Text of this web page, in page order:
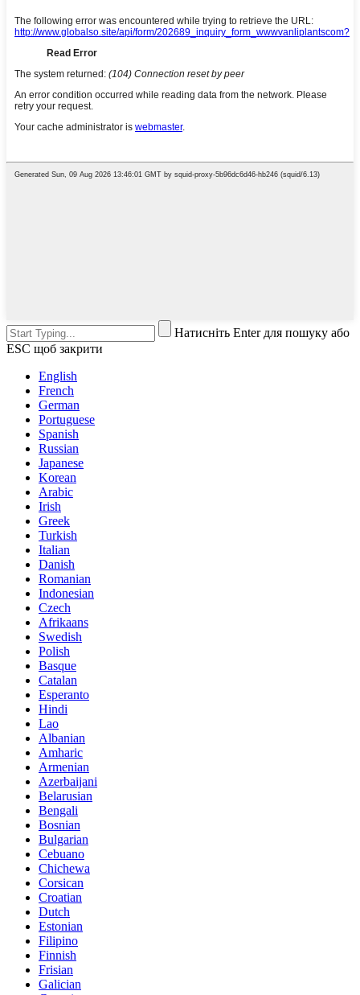
Натисніть Enter для пошуку або
ESC щоб закрити
English
French
German
Portuguese
Spanish
Russian
Japanese
Korean
Arabic
Irish
Greek
Turkish
Italian
Danish
Romanian
Indonesian
Czech
Afrikaans
Swedish
Polish
Basque
Catalan
Esperanto
Hindi
Lao
Albanian
Amharic
Armenian
Azerbaijani
Belarusian
Bengali
Bosnian
Bulgarian
Cebuano
Chichewa
Corsican
Croatian
Dutch
Estonian
Filipino
Finnish
Frisian
Galician